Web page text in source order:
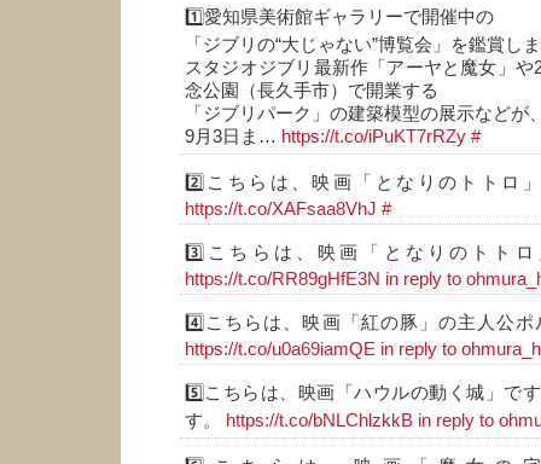
1️⃣愛知県美術館ギャラリーで開催中の
「ジブリの“大じゃない”博覧会」を鑑賞し
スタジオジブリ最新作「アーヤと魔女」
念公園（長久手市）で開業する
「ジブリパーク」の建築模型の展示などが
9月3日ま… https://t.co/iPuKT7rRZy #
2️⃣こちらは、映画「となりのトトロ
https://t.co/XAFsaa8VhJ #
3️⃣こちらは、映画「となりのトト
https://t.co/RR89gHfE3N in reply to
4️⃣こちらは、映画「紅の豚」の主人公
https://t.co/u0a69iamQE in reply to
5️⃣こちらは、映画「ハウルの動く城」で
す。
https://t.co/bNLChlzkkB in reply to